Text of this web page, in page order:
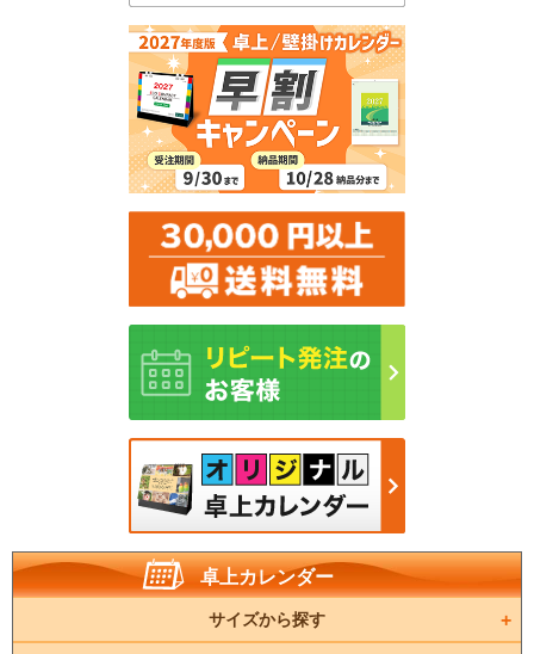
卓上カレンダー
サイズから探す